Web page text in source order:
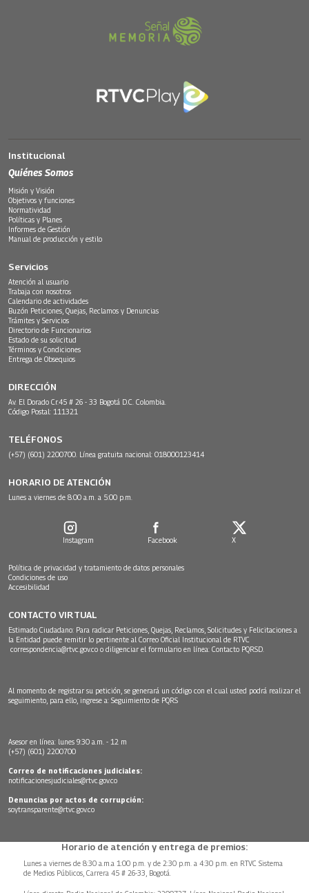
Institucional
Quiénes Somos
Misión y Visión
Objetivos y funciones
Normatividad
Políticas y Planes
Informes de Gestión
Manual de producción y estilo
Servicios
Atención al usuario
Trabaja con nosotros
Calendario de actividades
Buzón Peticiones, Quejas, Reclamos y Denuncias
Trámites y Servicios
Directorio de Funcionarios
Estado de su solicitud
Términos y Condiciones
Entrega de Obsequios
DIRECCIÓN
Av. El Dorado Cr.45 # 26 - 33 Bogotá D.C. Colombia.
Código Postal: 111321
TELÉFONOS
(+57) (601) 2200700. Línea gratuita nacional: 018000123414
HORARIO DE ATENCIÓN
Lunes a viernes de 8:00 a.m. a 5:00 p.m.
Instagram Facebook X
Política de privacidad y tratamiento de datos personales
Condiciones de uso
Accesibilidad
CONTACTO VIRTUAL
Estimado Ciudadano: Para radicar Peticiones, Quejas, Reclamos, Solicitudes y Felicitaciones a
la Entidad puede remitir lo pertinente al Correo Oficial Institucional de RTVC
correspondencia@rtvc.gov.co o diligenciar el formulario en línea: Contacto PQRSD.
Al momento de registrar su petición, se generará un código con el cual usted podrá realizar el
seguimiento, para ello, ingrese a: Seguimiento de PQRS
Asesor en línea: lunes 9:30 a.m. - 12 m
(+57) (601) 2200700
Correo de notificaciones judiciales:
notificacionesjudiciales@rtvc.gov.co
Denuncias por actos de corrupción:
soytransparente@rtvc.gov.co
Horario de atención y entrega de premios:
Lunes a viernes de 8:30 a.m.a 1:00 p.m. y de 2:30 p.m. a 4:30 p.m. en RTVC Sistema
de Medios Públicos, Carrera 45 # 26-33, Bogotá.